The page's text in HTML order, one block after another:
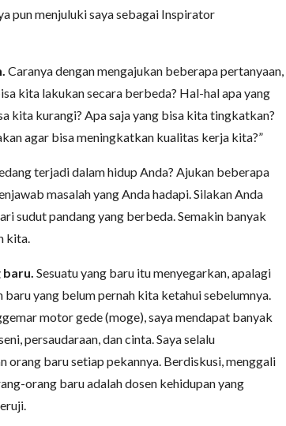
pun menjuluki saya sebagai Inspirator
Caranya dengan mengajukan beberapa pertanyaan,
kita lakukan secara berbeda? Hal-hal apa yang
kita kurangi? Apa saja yang bisa kita tingkatkan?
agar bisa meningkatkan kualitas kerja kita?”
terjadi dalam hidup Anda? Ajukan beberapa
masalah yang Anda hadapi. Silakan Anda
sudut pandang yang berbeda. Semakin banyak
kita.
Sesuatu yang baru itu menyegarkan, apalagi
yang belum pernah kita ketahui sebelumnya.
motor gede (moge), saya mendapat banyak
persaudaraan, dan cinta. Saya selalu
orang baru setiap pekannya. Berdiskusi, menggali
orang baru adalah dosen kehidupan yang